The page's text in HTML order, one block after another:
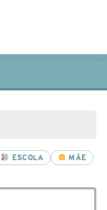
ESCOLA
MÃE